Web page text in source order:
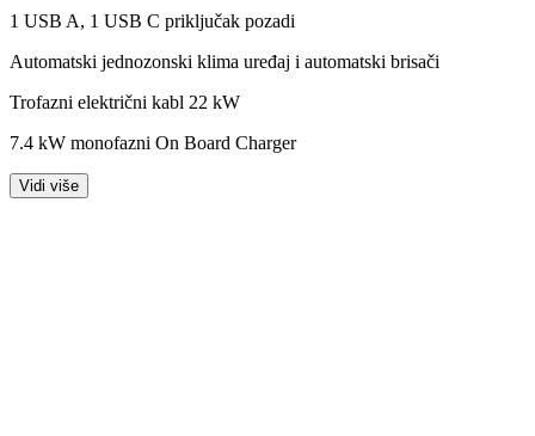
1 USB A, 1 USB C priključak pozadi
Automatski jednozonski klima uređaj i automatski brisači
Trofazni električni kabl 22 kW
7.4 kW monofazni On Board Charger
Vidi više